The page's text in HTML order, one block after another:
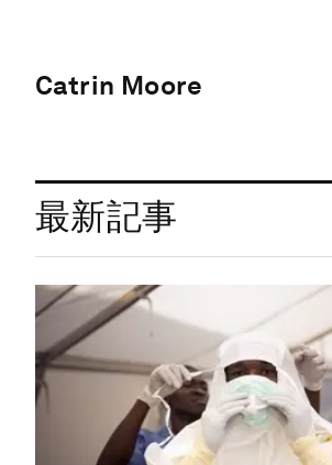
Catrin Moore
最新記事